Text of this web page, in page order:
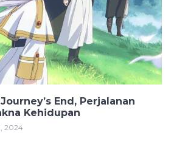
End, Perjalanan
Kehidupan
2024